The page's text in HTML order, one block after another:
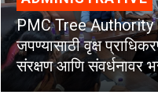
PMC Tree Authority |
जपण्यासाठी वृक्ष
संरक्षण आणि संवर्धनावर